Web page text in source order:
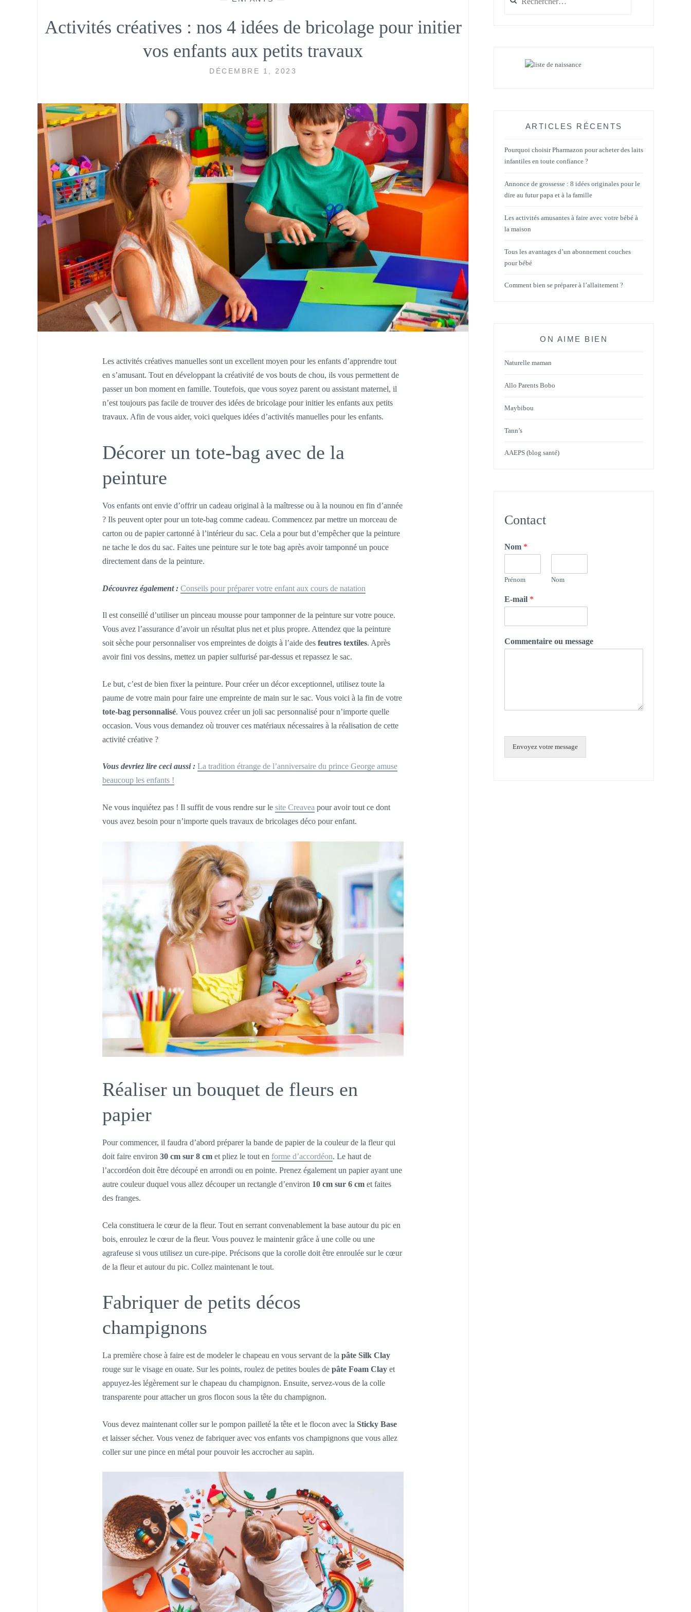
Activités créatives : nos 4 idées de bricolage pour initier
vos enfants aux petits travaux
DÉCEMBRE 1, 2023
Les activités créatives manuelles sont un excellent moyen pour les enfants d’apprendre tout
en s’amusant. Tout en développant la créativité de vos bouts de chou, ils vous permettent de
passer un bon moment en famille. Toutefois, que vous soyez parent ou assistant maternel, il
n’est toujours pas facile de trouver des idées de bricolage pour initier les enfants aux petits
travaux. Afin de vous aider, voici quelques idées d’activités manuelles pour les enfants.
Décorer un tote-bag avec de la
peinture
Vos enfants ont envie d’offrir un cadeau original à la maîtresse ou à la nounou en fin d’année
? Ils peuvent opter pour un tote-bag comme cadeau. Commencez par mettre un morceau de
carton ou de papier cartonné à l’intérieur du sac. Cela a pour but d’empêcher que la peinture
ne tache le dos du sac. Faites une peinture sur le tote bag après avoir tamponné un pouce
directement dans de la peinture.
Découvrez également : Conseils pour préparer votre enfant aux cours de natation
Il est conseillé d’utiliser un pinceau mousse pour tamponner de la peinture sur votre pouce.
Vous avez l’assurance d’avoir un résultat plus net et plus propre. Attendez que la peinture
soit sèche pour personnaliser vos empreintes de doigts à l’aide des feutres textiles. Après
avoir fini vos dessins, mettez un papier sulfurisé par-dessus et repassez le sac.
Le but, c’est de bien fixer la peinture. Pour créer un décor exceptionnel, utilisez toute la
paume de votre main pour faire une empreinte de main sur le sac. Vous voici à la fin de votre
tote-bag personnalisé. Vous pouvez créer un joli sac personnalisé pour n’importe quelle
occasion. Vous vous demandez où trouver ces matériaux nécessaires à la réalisation de cette
activité créative ?
Vous devriez lire ceci aussi : La tradition étrange de l’anniversaire du prince George amuse
beaucoup les enfants !
Ne vous inquiétez pas ! Il suffit de vous rendre sur le site Creavea pour avoir tout ce dont
vous avez besoin pour n’importe quels travaux de bricolages déco pour enfant.
Réaliser un bouquet de fleurs en
papier
Pour commencer, il faudra d’abord préparer la bande de papier de la couleur de la fleur qui
doit faire environ 30 cm sur 8 cmet pliez le tout en forme d’accordéon. Le haut de
l’accordéon doit être découpé en arrondi ou en pointe. Prenez également un papier ayant une
autre couleur duquel vous allez découper un rectangle d’environ 10 cm sur 6 cmet faites
des franges.
Cela constituera le cœur de la fleur. Tout en serrant convenablement la base autour du pic en
bois, enroulez le cœur de la fleur. Vous pouvez le maintenir grâce à une colle ou une
agrafeuse si vous utilisez un cure-pipe. Précisons que la corolle doit être enroulée sur le cœur
de la fleur et autour du pic. Collez maintenant le tout.
Fabriquer de petits décos
champignons
La première chose à faire est de modeler le chapeau en vous servant de la pâte Silk Clay
rouge sur le visage en ouate. Sur les points, roulez de petites boules de pâte Foam Clayet
appuyez-les légèrement sur le chapeau du champignon. Ensuite, servez-vous de la colle
transparente pour attacher un gros flocon sous la tête du champignon.
Vous devez maintenant coller sur le pompon pailleté la tête et le flocon avec la Sticky Base
et laisser sécher. Vous venez de fabriquer avec vos enfants vos champignons que vous allez
coller sur une pince en métal pour pouvoir les accrocher au sapin.
ARTICLES RÉCENTS
Pourquoi choisir Pharmazon pour acheter des laits
infantiles en toute confiance ?
Annonce de grossesse : 8 idées originales pour le
dire au futur papa et à la famille
Les activités amusantes à faire avec votre bébé à
la maison
Tous les avantages d’un abonnement couches
pour bébé
Comment bien se préparer à l’allaitement ?
ON AIME BIEN
Naturelle maman
Allo Parents Bobo
Maybibou
Tann’s
AAEPS (blog santé)
Contact
Nom *
Prénom Nom
E-mail *
Commentaire ou message
Envoyez votre message